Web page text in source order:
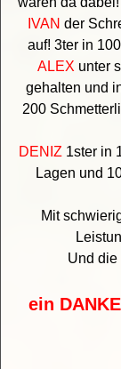
IVAN der
auf! 3ter in
ALEX unter
gehalten und
200
DENIZ 1ster in
Lagen und
Mit
Und die
ein